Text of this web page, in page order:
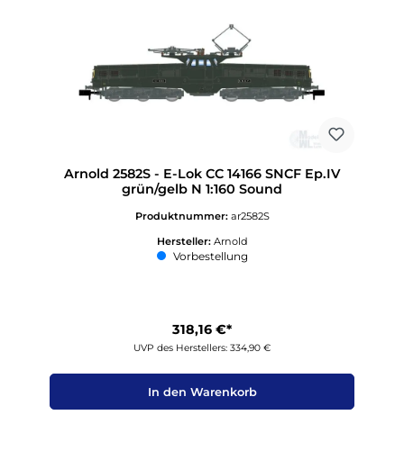
Arnold 2582S - E-Lok CC 14166 SNCF Ep.IV
grün/gelb N 1:160 Sound
Produktnummer: ar2582S
Hersteller: Arnold
Vorbestellung
318,16 €*
UVP des Herstellers: 334,90 €
In den Warenkorb